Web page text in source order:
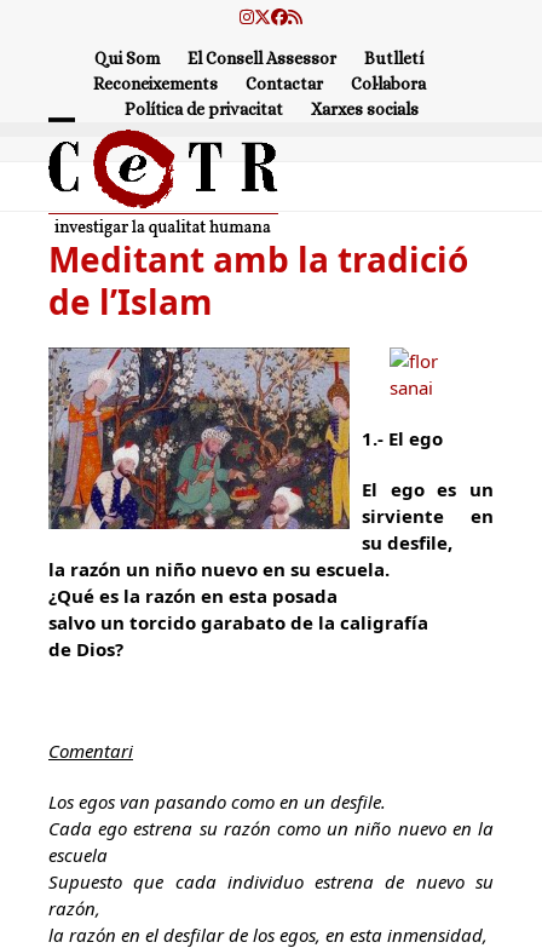
Instagram
Twitter
Facebook
RSS
Qui Som El Consell Assessor
Butlletí
Reconeixements
Contactar
Col·labora
Política de privacitat
Xarxes socials
Open
mobile
menu
Close
mobile
menu
Meditant amb la tradició
de l’Islam
1.- El ego
El ego es un
sirviente en
su desfile,
la razón un niño nuevo en su escuela.
¿Qué es la razón en esta posada
salvo un torcido garabato de la caligrafía
de Dios?
Comentari
Los egos van pasando como en un desfile.
Cada ego estrena su razón como un niño nuevo en la
escuela
Supuesto que cada individuo estrena de nuevo su
razón,
la razón en el desfilar de los egos, en esta inmensidad,